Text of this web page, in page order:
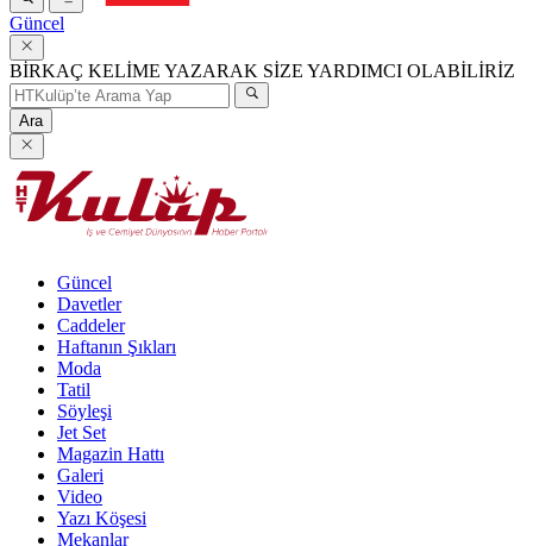
Güncel
BİRKAÇ KELİME YAZARAK SİZE YARDIMCI OLABİLİRİZ
Ara
Güncel
Davetler
Caddeler
Haftanın Şıkları
Moda
Tatil
Söyleşi
Jet Set
Magazin Hattı
Galeri
Video
Yazı Köşesi
Mekanlar